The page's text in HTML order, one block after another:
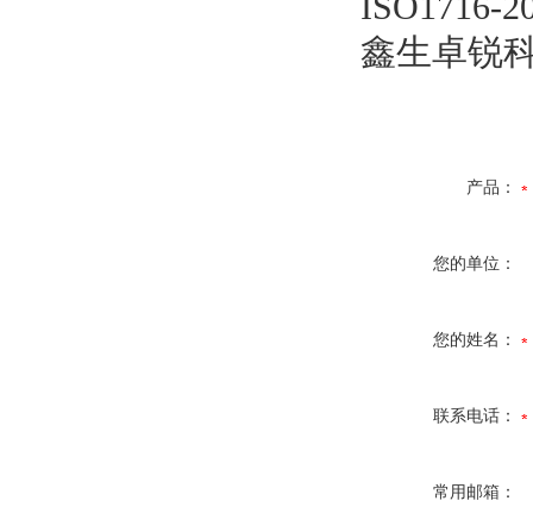
鑫生卓锐
产品：
您的单位：
您的姓名：
联系电话：
常用邮箱：